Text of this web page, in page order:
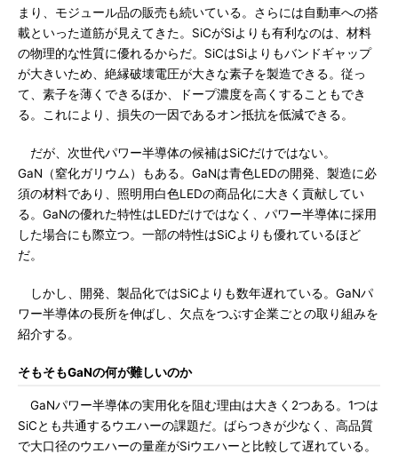
まり、モジュール品の販売も続いている。さらには自動車への搭
載といった道筋が見えてきた。SiCがSiよりも有利なのは、材料
の物理的な性質に優れるからだ。SiCはSiよりもバンドギャップ
が大きいため、絶縁破壊電圧が大きな素子を製造できる。従っ
て、素子を薄くできるほか、ドープ濃度を高くすることもでき
る。これにより、損失の一因であるオン抵抗を低減できる。
だが、次世代パワー半導体の候補はSiCだけではない。
GaN（窒化ガリウム）もある。GaNは青色LEDの開発、製造に必
須の材料であり、照明用白色LEDの商品化に大きく貢献してい
る。GaNの優れた特性はLEDだけではなく、パワー半導体に採用
した場合にも際立つ。一部の特性はSiCよりも優れているほど
だ。
しかし、開発、製品化ではSiCよりも数年遅れている。GaNパ
ワー半導体の長所を伸ばし、欠点をつぶす企業ごとの取り組みを
紹介する。
そもそもGaNの何が難しいのか
GaNパワー半導体の実用化を阻む理由は大きく2つある。1つは
SiCとも共通するウエハーの課題だ。ばらつきが少なく、高品質
で大口径のウエハーの量産がSiウエハーと比較して遅れている。